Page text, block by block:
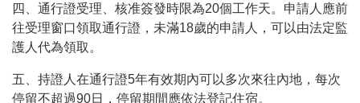
四、通行證受理、核准簽發時限為20個工作天。申請人應前
往受理窗口領取通行證，未滿18歲的申請人，可以由法定監
護人代為領取。
五、持證人在通行證5年有效期內可以多次來往內地，每次
停留不超過90日，停留期間應依法登記住宿。